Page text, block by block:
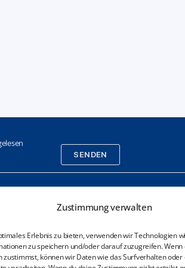
Zustimmung verwalten
Erlebnis zu bieten, verwenden wir Technologien
zu speichern und/oder darauf zuzugreifen. Wenn
zustimmst, können wir Daten wie das Surfverhalten oder
SENDEN
/ Nutzung / Disclaimer